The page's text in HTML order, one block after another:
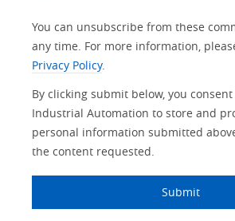
You can unsubscribe from these
any time. For more information,
Privacy Policy.
By clicking submit below, you
Industrial Automation to store and
personal information submitted
the content requested.
Submit